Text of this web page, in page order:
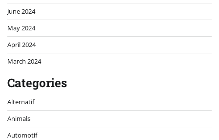
June 2024
May 2024
April 2024
March 2024
Categories
Alternatif
Animals
Automotif